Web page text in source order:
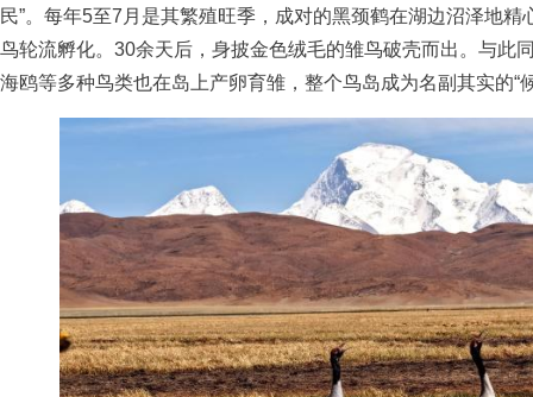
民”。每年5至7月是其繁殖旺季，成对的黑颈鹤在湖边沼泽地
鸟轮流孵化。30余天后，身披金色绒毛的雏鸟破壳而出。与此
海鸥等多种鸟类也在岛上产卵育雏，整个鸟岛成为名副其实的“